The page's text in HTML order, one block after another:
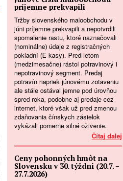
príjemne prekvapili
Tržby slovenského maloobchodu v
júni príjemne prekvapili a nepotvrdili
spomalenie rastu, ktoré naznačovali
(nominálne) údaje z registračných
pokladní (E-kasy). Pred letom
(medzimesačne) rástol potravinový i
nepotravinový segment. Predaj
potravín napriek júnovému zotaveniu
ale stále ostával jemne pod úrovňou
spred roka, podobne aj predaje cez
internet, ktoré však už pred zmenou
zdaňovania čínskych zásielok
vykázali pomerne silné oživenie.
Čítaj dalej
Ceny pohonných hmôt na
Slovensku v 30. týždni (20.7. –
27.7.2026)